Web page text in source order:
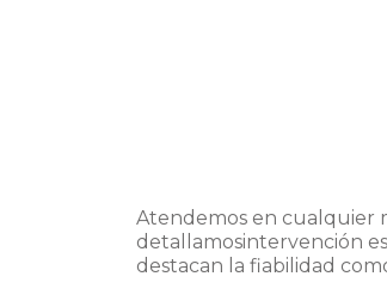
Atendemos en cualquier
detallamosintervención
destacan la fiabilidad